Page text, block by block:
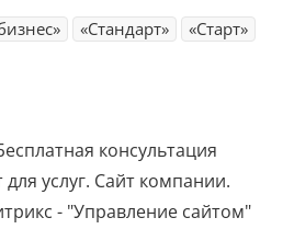
«Стандарт» «Старт»
консультация
для услуг. Сайт компании.
- "Управление сайтом"